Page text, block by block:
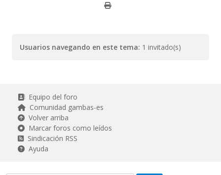
Usuarios navegando en este tema: 1 invitado(s)
Equipo del foro
Comunidad gambas-es
Volver arriba
Marcar foros como leídos
Sindicación RSS
Ayuda